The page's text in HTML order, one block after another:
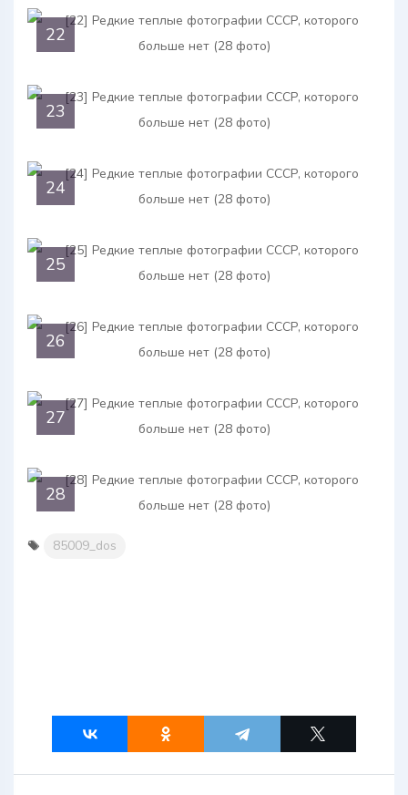
22
23
24
25
26
27
28
85009_dos